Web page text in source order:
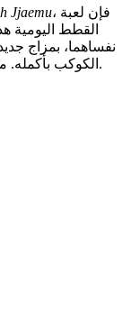
Jjaemu، فإن لعبة
القطط اليومية
نفساهما، بمزاج
الكوكب بأكمله. مزاج اليوم جاهز بالفعل — وهو يحكم عليك الآن.